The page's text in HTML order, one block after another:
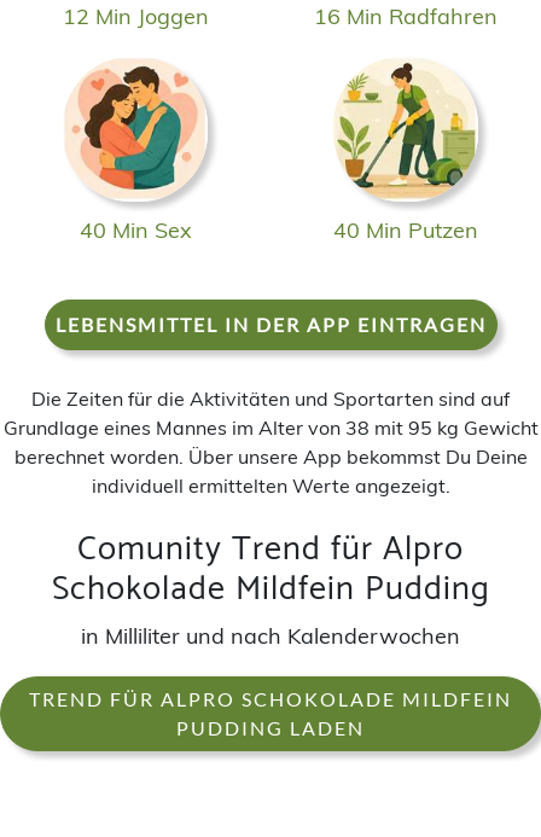
12 Min Joggen 16 Min Radfahren
40 Min Sex 40 Min Putzen
LEBENSMITTEL IN DER APP EINTRAGEN
Die Zeiten für die Aktivitäten und Sportarten sind auf
Grundlage eines Mannes im Alter von 38 mit 95 kg Gewicht
berechnet worden. Über unsere App bekommst Du Deine
individuell ermittelten Werte angezeigt.
Comunity Trend für Alpro
Schokolade Mildfein Pudding
in Milliliter und nach Kalenderwochen
TREND FÜR ALPRO SCHOKOLADE MILDFEIN
PUDDING LADEN